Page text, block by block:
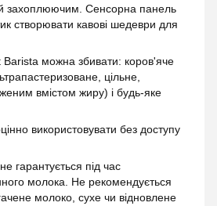
захоплюючим. Сенсорна панель
створювати кавові шедеври для
Barista можна збивати: коров'яче
цільне,
вмістом жиру) і будь-яке
використовувати без доступу
гарантується під час
молока. Не рекомендується
молоко, сухе чи відновлене